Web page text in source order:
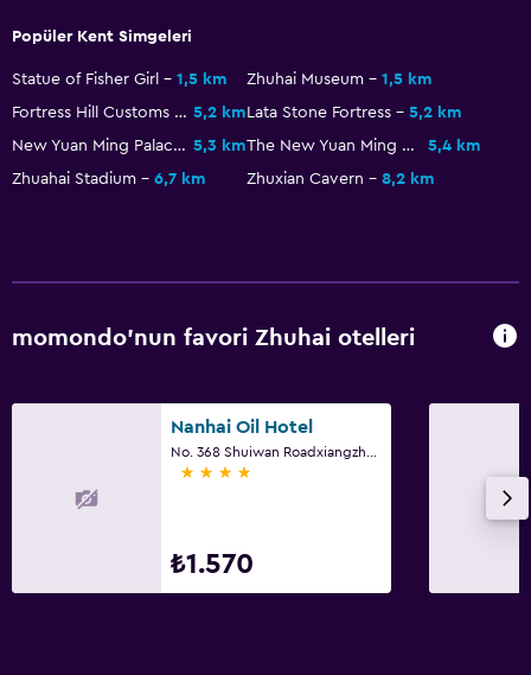
Popüler Kent Simgeleri
Statue of Fisher Girl 1,5 km Zhuhai Museum
1,5 km
Fortress Hill Customs Site 5,2 kmLata Stone Fortress
5,2 km
New Yuan Ming Palace 5,3 km The New Yuan Ming Palace
5,4 km
Zhuahai Stadium
6,7 km Zhuxian Cavern 8,2 km
momondo'nun favori Zhuhai otelleri
Nanhai Oil Hotel
4 yıldız
₺1.570